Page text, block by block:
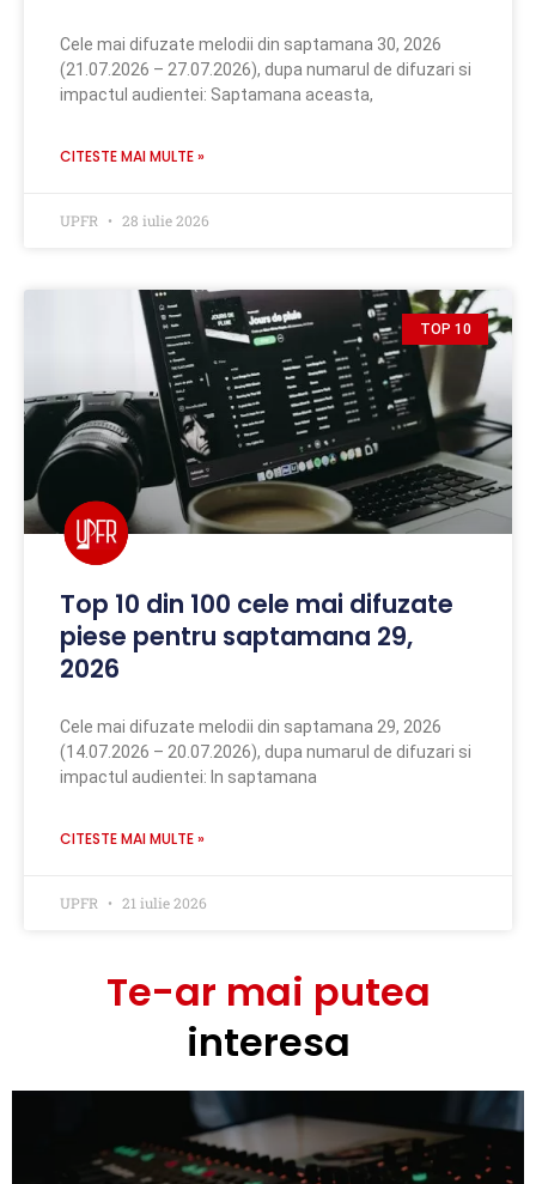
Cele mai difuzate melodii din saptamana 30, 2026
(21.07.2026 – 27.07.2026), dupa numarul de difuzari si
impactul audientei: Saptamana aceasta,
CITESTE MAI MULTE »
UPFR 28 iulie 2026
TOP 10
Top 10 din 100 cele mai difuzate
piese pentru saptamana 29,
2026
Cele mai difuzate melodii din saptamana 29, 2026
(14.07.2026 – 20.07.2026), dupa numarul de difuzari si
impactul audientei: In saptamana
CITESTE MAI MULTE »
UPFR 21 iulie 2026
Te-ar mai putea
interesa